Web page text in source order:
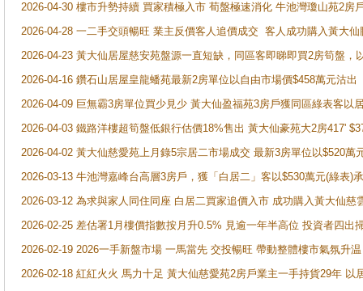
2026-04-30 樓市升勢持續 買家積極入市 荀盤極速消化 牛池灣瓊山苑2房
2026-04-28 一二手交頭暢旺 業主反價客人追價成交 客人成功購入黃大
2026-04-23 黃大仙居屋慈安苑盤源一直短缺，同區客即睇即買2房筍盤，
2026-04-16 鑽石山居屋皇龍蟠苑最新2房單位以自由市場價$458萬元沽出
2026-04-09 巨無霸3房單位買少見少 黃大仙盈福苑3房戶獲同區綠表客以
2026-04-03 鐵路洋樓超筍盤低銀行估價18%售出 黃大仙豪苑大2房417'
2026-04-02 黃大仙慈愛苑上月錄5宗居二市場成交 最新3房單位以$520萬
2026-03-13 牛池灣嘉峰台高層3房戶，獲「白居二」客以$530萬元(綠表)
2026-03-12 為求與家人同住同座 白居二買家追價入市 成功購入黃大仙
2026-02-25 差估署1月樓價指數按月升0.5% 見逾一年半高位 投資者四
2026-02-19 2026一手新盤市場 一馬當先 交投暢旺 帶動整體樓市氣氛升
2026-02-18 紅紅火火 馬力十足 黃大仙慈愛苑2房戶業主一手持貨29年 以